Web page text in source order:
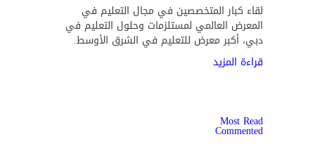
لقاء كبار المتخصصين في مجال التعليم في
المعرض العالمي لمستلزمات وحلول التعليم في
دبي، أكبر معرض للتعليم في الشرق الأوسط.
قراءة المزيد
Most Read
Commented